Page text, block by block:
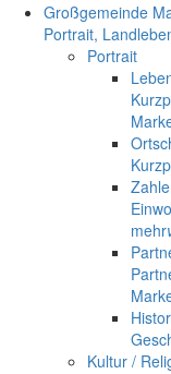
Großgemeinde
Portrait,
Portrait
mehr
Kultur /